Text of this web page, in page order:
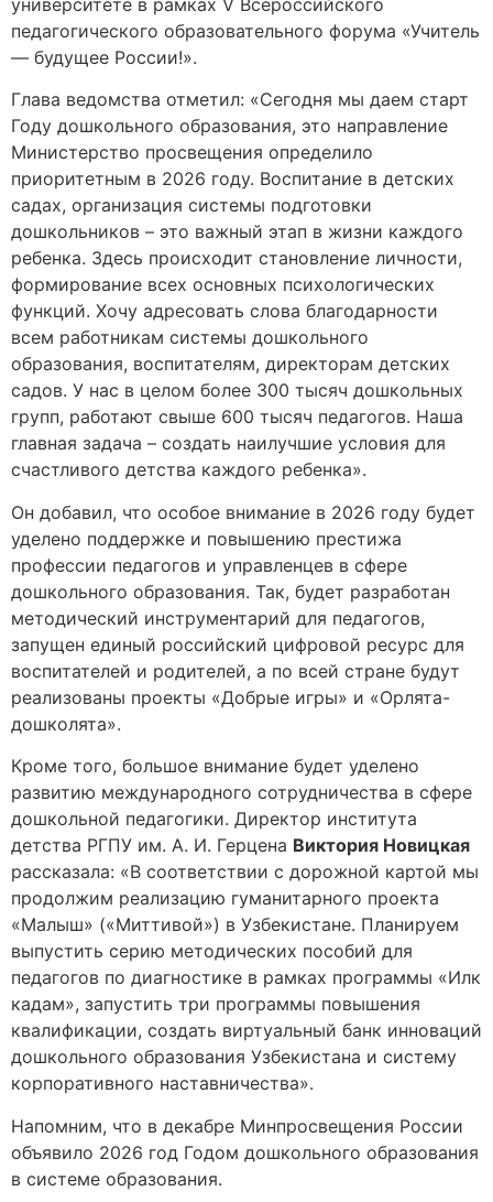
университете в рамках V Всероссийского
педагогического образовательного форума «Учитель
— будущее России!».
Глава ведомства отметил: «Сегодня мы даем старт
Году дошкольного образования, это направление
Министерство просвещения определило
приоритетным в 2026 году. Воспитание в детских
садах, организация системы подготовки
дошкольников – это важный этап в жизни каждого
ребенка. Здесь происходит становление личности,
формирование всех основных психологических
функций. Хочу адресовать слова благодарности
всем работникам системы дошкольного
образования, воспитателям, директорам детских
садов. У нас в целом более 300 тысяч дошкольных
групп, работают свыше 600 тысяч педагогов. Наша
главная задача – создать наилучшие условия для
счастливого детства каждого ребенка».
Он добавил, что особое внимание в 2026 году будет
уделено поддержке и повышению престижа
профессии педагогов и управленцев в сфере
дошкольного образования. Так, будет разработан
методический инструментарий для педагогов,
запущен единый российский цифровой ресурс для
воспитателей и родителей, а по всей стране будут
реализованы проекты «Добрые игры» и «Орлята-
дошколята».
Кроме того, большое внимание будет уделено
развитию международного сотрудничества в сфере
дошкольной педагогики. Директор института
детства РГПУ им. А. И. Герцена Виктория Новицкая
рассказала: «В соответствии с дорожной картой мы
продолжим реализацию гуманитарного проекта
«Малыш» («Миттивой») в Узбекистане. Планируем
выпустить серию методических пособий для
педагогов по диагностике в рамках программы «Илк
кадам», запустить три программы повышения
квалификации, создать виртуальный банк инноваций
дошкольного образования Узбекистана и систему
корпоративного наставничества».
Напомним, что в декабре Минпросвещения России
объявило 2026 год Годом дошкольного образования
в системе образования.